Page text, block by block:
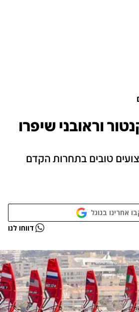
וראובני שיפרו
טובים בתחרות הקדם
אחרינו בגוגל
דווחו לנו